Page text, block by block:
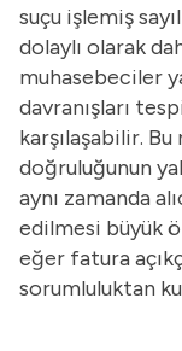
suçu işlemiş
dolaylı olarak
muhasebeciler
davranışları
karşılaşabilir.
doğruluğunun
aynı zamanda
edilmesi büyük
eğer fatura
sorumluluktan